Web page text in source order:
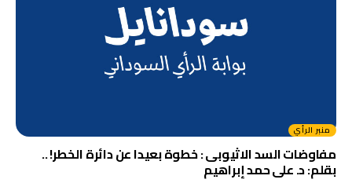
منبر الرأي
مفاوضات السد الاثيوبى : خطوة بعيدا عن دائرة الخطر! ..
بقلم: د. على حمد إبراهيم